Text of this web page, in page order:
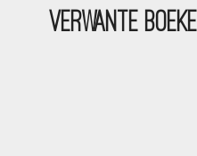
VERWANTE BOEKE